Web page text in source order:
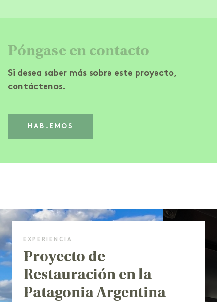
Póngase en contacto
Si desea saber más sobre este proyecto,
contáctenos.
HABLEMOS
EXPERIENCIA
Proyecto de
Restauración en la
Patagonia Argentina